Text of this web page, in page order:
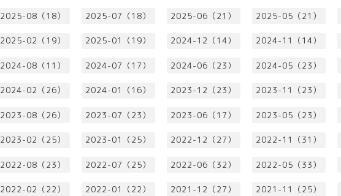
2025-08（18） 2025-07（18） 2025-06（21） 2025-05（21）
2025-02（19） 2025-01（19） 2024-12（14） 2024-11（14）
2024-08（11） 2024-07（17） 2024-06（23） 2024-05（23）
2024-02（26） 2024-01（16） 2023-12（23） 2023-11（23）
2023-08（26） 2023-07（23） 2023-06（17） 2023-05（23）
2023-02（25） 2023-01（25） 2022-12（27） 2022-11（31）
2022-08（23） 2022-07（25） 2022-06（32） 2022-05（33）
2022-02（22） 2022-01（22） 2021-12（27） 2021-11（25）